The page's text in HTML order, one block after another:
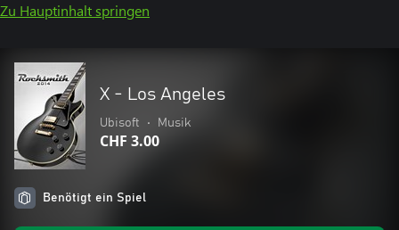
Zu Hauptinhalt springen
X - Los Angeles
Ubisoft • Musik
CHF 3.00
Benötigt ein Spiel